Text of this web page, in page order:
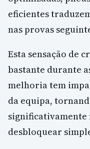
eficientes
nas provas
Esta sensação de
bastante durante
melhoria tem
da equipa,
significativamente
desbloquear